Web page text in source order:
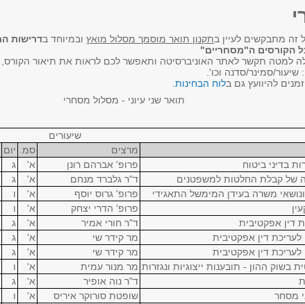
זה מתבקשים לעיין בתקנון תואר מוסמך מסלול מואץ ובמיוחד בדרישות
הקורסים ה"מסחריים"
למטה תקשר לאתר האוניברסיטה ותאפשר לכם לראות את תיאור הקורס,
שיעור/סמינר/סדנה וכו'.
להיוועץ גם בלוח הבחינות
תואר שני עיוני - מסלול מסחרי
שיעורים
מרצים סמ. יום
בדיני ביטוח פרופ' אברהם רונן א' ג
של קבלת החלטות למשפטנים ד"ר גלברד מנחם א' ג
משרה בעידן המימשל התאגידי פרופ' גרוס יוסף א' ו
פרופ' הדרי יצחק א' ו
דין אפקטיבית ד"ר חורי אמיר א' ג
לעריכת דין אפקטיבית מר קידר שי א' ג
לעריכת דין אפקטיבית מר קידר שי א' ג
בשוק ההון - תובענות ייצוגיות ונגזרות מר מנור עמית א' ו
ד"ר נוה אופיר א' ג
מסחר שופטת סורוקר איריס א' ו